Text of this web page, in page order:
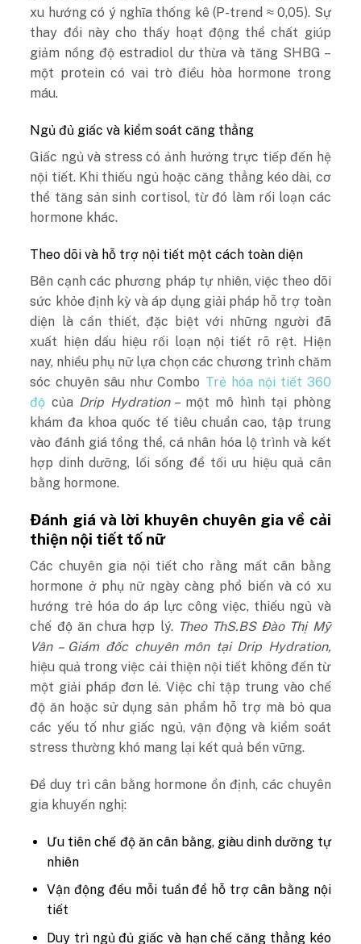
xu hướng có ý nghĩa thống kê (P-trend ≈ 0,05). Sự
thay đổi này cho thấy hoạt động thể chất giúp
giảm nồng độ estradiol dư thừa và tăng SHBG –
một protein có vai trò điều hòa hormone trong
máu.
Ngủ đủ giấc và kiểm soát căng thẳng
Giấc ngủ và stress có ảnh hưởng trực tiếp đến hệ
nội tiết. Khi thiếu ngủ hoặc căng thẳng kéo dài, cơ
thể tăng sản sinh cortisol, từ đó làm rối loạn các
hormone khác.
Theo dõi và hỗ trợ nội tiết một cách toàn diện
Bên cạnh các phương pháp tự nhiên, việc theo dõi
sức khỏe định kỳ và áp dụng giải pháp hỗ trợ toàn
diện là cần thiết, đặc biệt với những người đã
xuất hiện dấu hiệu rối loạn nội tiết rõ rệt. Hiện
nay, nhiều phụ nữ lựa chọn các chương trình chăm
sóc chuyên sâu như Combo Trẻ hóa nội tiết 360
độ của Drip Hydration– một mô hình tại phòng
khám đa khoa quốc tế tiêu chuẩn cao, tập trung
vào đánh giá tổng thể, cá nhân hóa lộ trình và kết
hợp dinh dưỡng, lối sống để tối ưu hiệu quả cân
bằng hormone.
Đánh giá và lời khuyên chuyên gia về cải
thiện nội tiết tố nữ
Các chuyên gia nội tiết cho rằng mất cân bằng
hormone ở phụ nữ ngày càng phổ biến và có xu
hướng trẻ hóa do áp lực công việc, thiếu ngủ và
chế độ ăn chưa hợp lý. Theo ThS.BS Đào Thị Mỹ
Vân – Giám đốc chuyên môn tại Drip Hydration,
hiệu quả trong việc cải thiện nội tiết không đến từ
một giải pháp đơn lẻ. Việc chỉ tập trung vào chế
độ ăn hoặc sử dụng sản phẩm hỗ trợ mà bỏ qua
các yếu tố như giấc ngủ, vận động và kiểm soát
stress thường khó mang lại kết quả bền vững.
Để duy trì cân bằng hormone ổn định, các chuyên
gia khuyến nghị:
Ưu tiên chế độ ăn cân bằng, giàu dinh dưỡng tự
nhiên
Vận động đều mỗi tuần để hỗ trợ cân bằng nội
tiết
Duy trì ngủ đủ giấc và hạn chế căng thẳng kéo